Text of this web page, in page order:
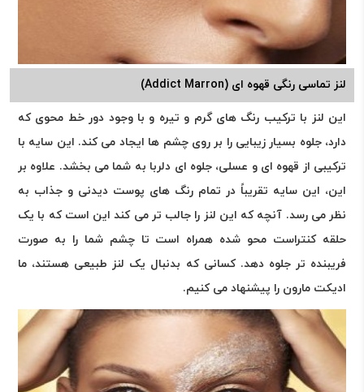
لنز تماسی رنگی قهوه ای (Addict Marron)
این لنز با ترکیب رنگ های گرم و تیره و با وجود دور خط محوی که
دارد، جلوه بسیار زیبایی را بر روی چشم ها ایجاد می کند. این سایه با
ترکیبی از قهوه ای و عسلی، جلوه ای دلربا به شما می بخشد. علاوه بر
این، این سایه تقریباً در تمام رنگ های پوست دیدنی و جذاب به
نظر می رسد. آنچه که این لنز را جالب تر می کند این است که با یک
حلقه کنتراست محو شده همراه است تا چشم شما را به صورت
فریبنده تر جلوه دهد. کسانی که بدنبال یک لنز طبیعی هستند، ما
ادیکت مارون را پیشنهاد می کنیم.